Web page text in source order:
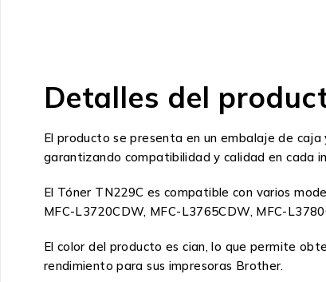
Detalles del
El producto se presenta en un embalaje de
garantizando compatibilidad y calidad en cada
El Tóner TN229C es compatible con varios
MFC-L3720CDW, MFC-L3765CDW, MFC-
El color del producto es cian, lo que permite
rendimiento para sus impresoras Brother.